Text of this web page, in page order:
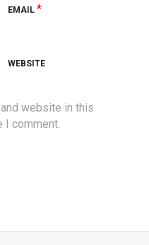
EMAIL *
WEBSITE
website in this
I comment.